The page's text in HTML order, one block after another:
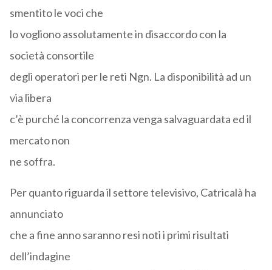
smentito le voci che
lo vogliono assolutamente in disaccordo con la
società consortile
degli operatori per le reti Ngn. La disponibilità ad un
via libera
c’è purché la concorrenza venga salvaguardata ed il
mercato non
ne soffra.
Per quanto riguarda il settore televisivo, Catricalà ha
annunciato
che a fine anno saranno resi noti i primi risultati
dell’indagine